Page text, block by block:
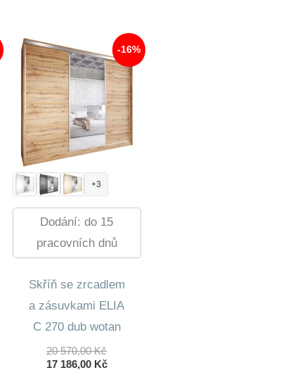
-16%
+3
Dodání: do 15
pracovních dnů
Skříň se zrcadlem
a zásuvkami ELIA
C 270 dub wotan
20 570,00KčPůvodní
Cena
17 186,00 KčAktuální